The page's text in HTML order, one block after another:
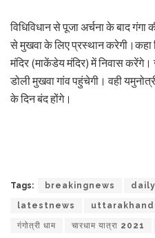
विधिविधान से पूजा अर्चना के बाद गंगा
से मुखवा के लिए प्रस्थान करेगी।कहा
मंदिर (माकेंडेय मंदिर) में निवास
डोली मुखवा गांव पहुंचेगी। वही
के दिन बंद होंगे।
Tags: breakingnews
latestnews
गंगोत्री धाम चारधाम यात्रा 2021